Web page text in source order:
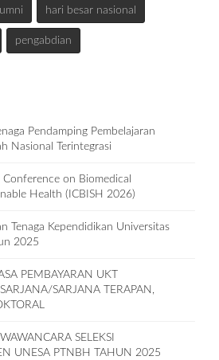
hari besar nasional
pengabdian
Pendamping Pembelajaran
Nasional Terintegrasi
on Biomedical
Health (ICBISH 2026)
Tenaga Kependidikan Universitas
2025
PEMBAYARAN UKT
SARJANA TERAPAN,
SELEKSI
UNESA PTNBH TAHUN 2025